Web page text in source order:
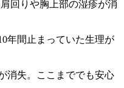
回りや胸上部の湿疹が消
年間止まっていた生理が
消失。ここまででも安心